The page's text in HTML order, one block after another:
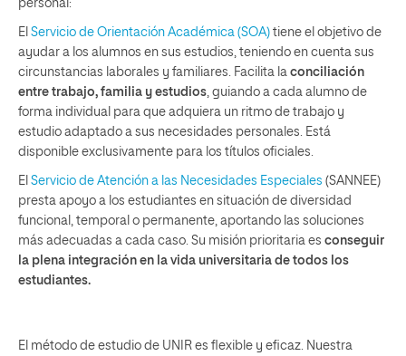
personal:
El Servicio de Orientación Académica (SOA) tiene el objetivo de
ayudar a los alumnos en sus estudios, teniendo en cuenta sus
circunstancias laborales y familiares. Facilita la conciliación
entre trabajo, familia y estudios, guiando a cada alumno de
forma individual para que adquiera un ritmo de trabajo y
estudio adaptado a sus necesidades personales. Está
disponible exclusivamente para los títulos oficiales.
El Servicio de Atención a las Necesidades Especiales (SANNEE)
presta apoyo a los estudiantes en situación de diversidad
funcional, temporal o permanente, aportando las soluciones
más adecuadas a cada caso. Su misión prioritaria es conseguir
la plena integración en la vida universitaria de todos los
estudiantes.
El método de estudio de UNIR es flexible y eficaz. Nuestra